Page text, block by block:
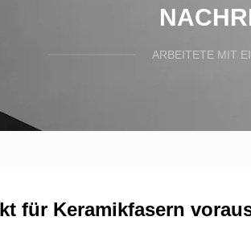
ARBEITETE MIT
für Keramikfasern